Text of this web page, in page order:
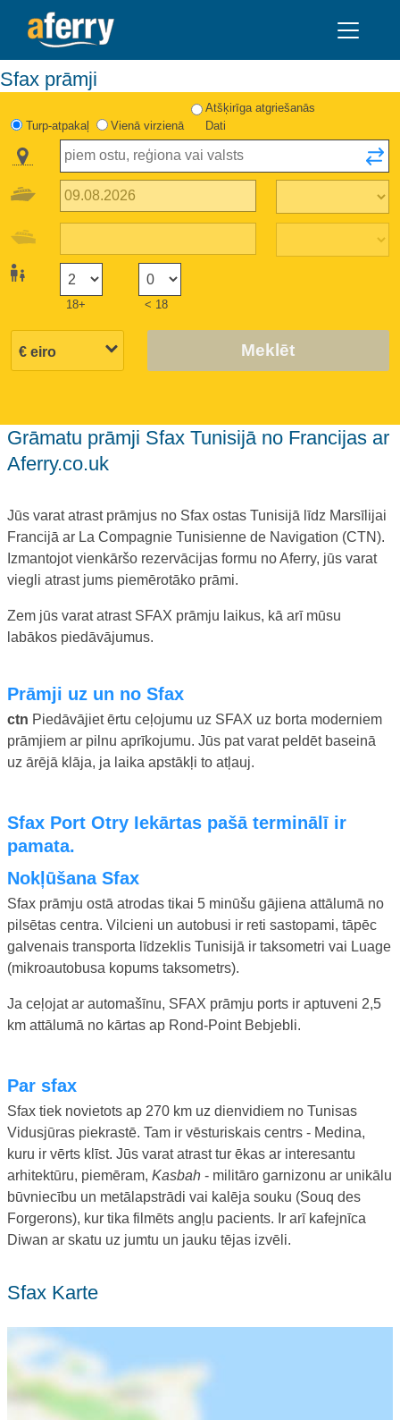
Sfax prāmji
Turp-atpakaļ Vienā virzienā
Atšķirīga atgriešanās
Dati
18+ < 18
Meklēt
Grāmatu prāmji Sfax Tunisijā no Francijas ar
Aferry.co.uk
Jūs varat atrast prāmjus no Sfax ostas Tunisijā līdz Marsīlijai
Francijā ar La Compagnie Tunisienne de Navigation (CTN).
Izmantojot vienkāršo rezervācijas formu no Aferry, jūs varat
viegli atrast jums piemērotāko prāmi.
Zem jūs varat atrast SFAX prāmju laikus, kā arī mūsu
labākos piedāvājumus.
prāmji uz un no Sfax
ctn Piedāvājiet ērtu ceļojumu uz SFAX uz borta moderniem
prāmjiem ar pilnu aprīkojumu. Jūs pat varat peldēt baseinā
uz ārējā klāja, ja laika apstākļi to atļauj.
Sfax Port Otry Iekārtas pašā terminālī ir
pamata.
nokļūšana Sfax
Sfax prāmju ostā atrodas tikai 5 minūšu gājiena attālumā no
pilsētas centra. Vilcieni un autobusi ir reti sastopami, tāpēc
galvenais transporta līdzeklis Tunisijā ir taksometri vai Luage
(mikroautobusa kopums taksometrs).
Ja ceļojat ar automašīnu, SFAX prāmju ports ir aptuveni 2,5
km attālumā no kārtas ap Rond-Point Bebjebli.
Par sfax
Sfax tiek novietots ap 270 km uz dienvidiem no Tunisas
Vidusjūras piekrastē. Tam ir vēsturiskais centrs - Medina,
kuru ir vērts klīst. Jūs varat atrast tur ēkas ar interesantu
arhitektūru, piemēram, Kasbah - militāro garnizonu ar unikālu
būvniecību un metālapstrādi vai kalēja souku (Souq des
Forgerons), kur tika filmēts angļu pacients. Ir arī kafejnīca
Diwan ar skatu uz jumtu un jauku tējas izvēli.
Sfax Karte